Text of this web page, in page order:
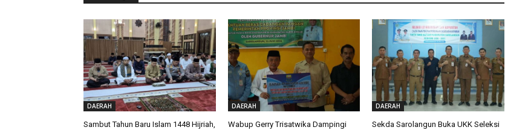
DAERAH
Sambut Tahun Baru Islam 1448 Hijriah,
DAERAH
Wabup Gerry Trisatwika Dampingi
DAERAH
Sekda Sarolangun Buka UKK Seleksi